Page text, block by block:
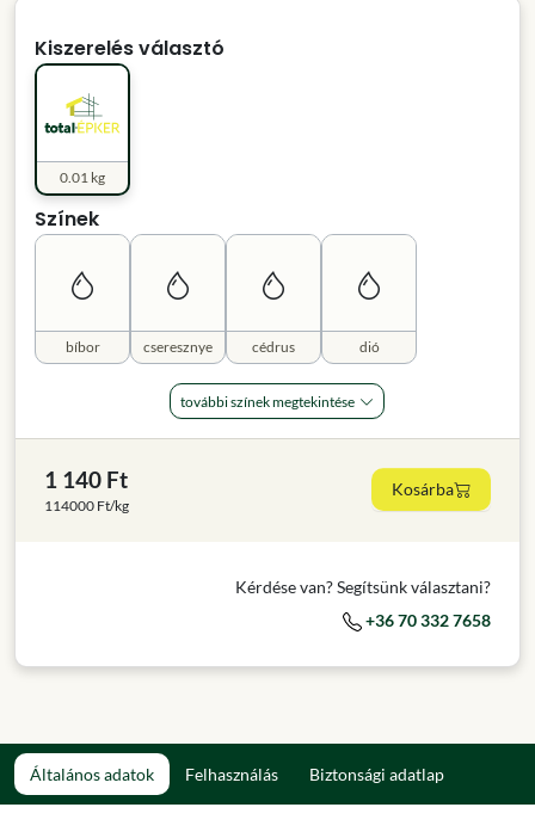
Kiszerelés választó
0.01 kg
Színek
bíbor cseresznye cédrus dió
további színek megtekintése
1 140 Ft
114000 Ft/kg
Kosárba
Kérdése van? Segítsünk választani?
+36 70 332 7658
Általános adatok Felhasználás Biztonsági adatlap